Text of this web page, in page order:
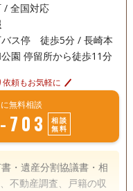
/ 全国対応
バス停 徒歩5分 / 長崎本
園 停留所から徒歩11分
頼もお気軽に
無料相談
703
相談
無料
・遺産分割協議書・相
不動産調査、戸籍の収